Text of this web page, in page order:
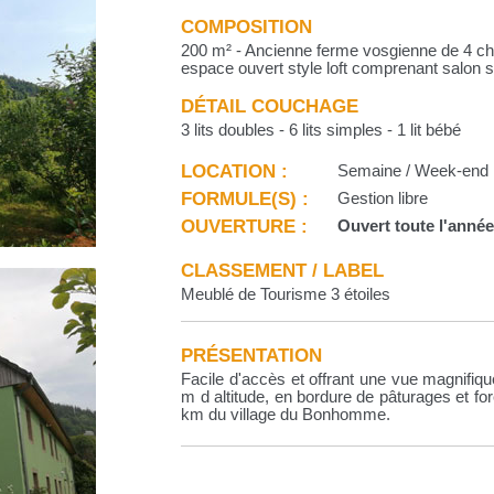
COMPOSITION
200 m² - Ancienne ferme vosgienne de 4
espace ouvert style loft comprenant salon
DÉTAIL COUCHAGE
3 lits doubles - 6 lits simples - 1 lit bébé
LOCATION : Semaine / Week-end
FORMULE(S) : Gestion libre
OUVERTURE : Ouvert toute l'année
CLASSEMENT / LABEL
Meublé de Tourisme 3 étoiles
PRÉSENTATION
Facile d'accès et offrant une vue
m d altitude, en bordure de pâturages et
km du village du Bonhomme.